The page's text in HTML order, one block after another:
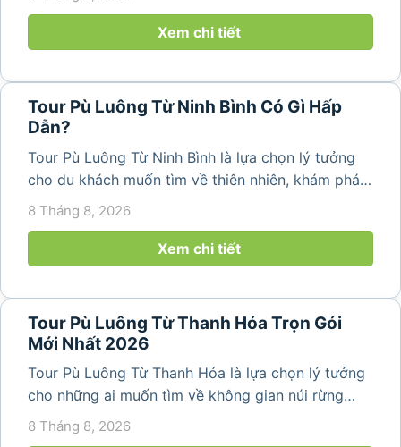
thang đặc trưng. Từ...Xem chi tiết
Tour Pù Luông Từ Ninh Bình Có Gì Hấp
Dẫn?
Tour Pù Luông Từ Ninh Bình là lựa chọn lý tưởng
cho du khách muốn tìm về thiên nhiên, khám phá
bản làng và tận hưởng không gian nghỉ dưỡng yên
bình. Với lịch trình 2N1Đ hoặc 3N2Đ, hành trình có
8 Tháng 8, 2026
Xem chi tiết
Tour Pù Luông Từ Thanh Hóa Trọn Gói
Mới Nhất 2026
Tour Pù Luông Từ Thanh Hóa là lựa chọn lý tưởng
cho những ai muốn tìm về không gian núi rừng
trong lành, ruộng bậc thang xanh mướt và những
8 Tháng 8, 2026